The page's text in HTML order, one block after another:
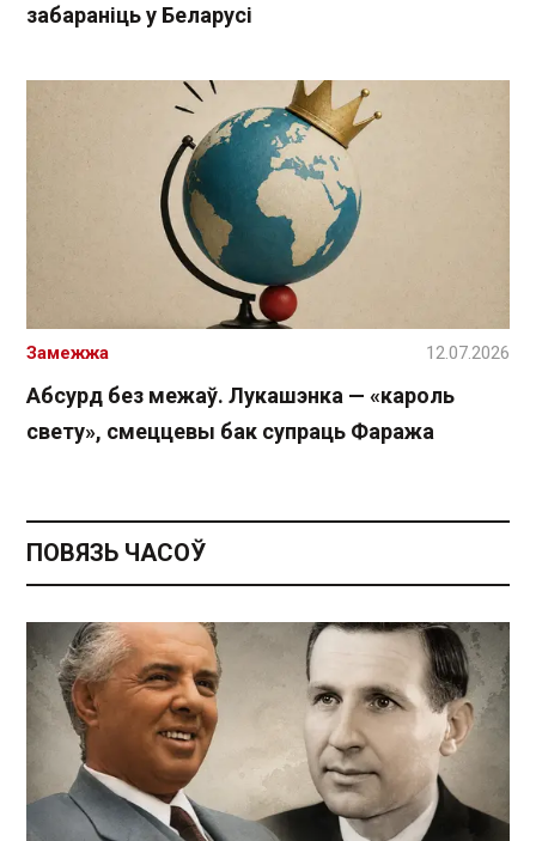
забараніць у Беларусі
Абсурд без межаў. Лукашэнка — «кароль
свету», смеццевы бак супраць Фаража
Замежжа 12.07.2026
ПОВЯЗЬ ЧАСОЎ